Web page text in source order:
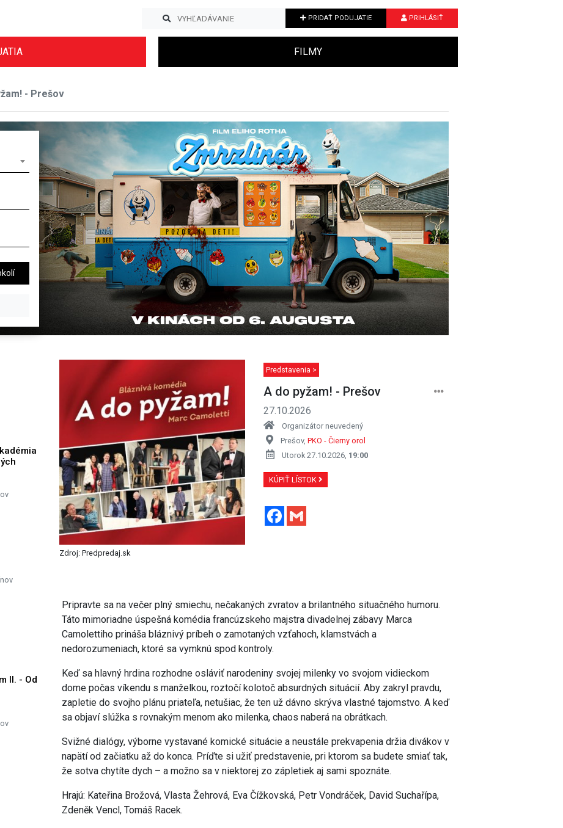
PRIDAŤ PODUJATIE PRIHLÁSIŤ
FILMY
- Prešov
Previous Next
II. - Od
Zdroj: Predpredaj.sk
Predstavenia >
A do pyžam! - Prešov
27.10.2026
Organizátor neuvedený
Prešov, PKO - Čierny orol
Utorok 27.10.2026, 19:00
KÚPIŤ LÍSTOK
Facebook
Pripravte sa na večer plný smiechu, nečakaných zvratov a brilantného situačného humoru.
Táto mimoriadne úspešná komédia francúzskeho majstra divadelnej zábavy Marca
Camolettiho prináša bláznivý príbeh o zamotaných vzťahoch, klamstvách a
nedorozumeniach, ktoré sa vymknú spod kontroly.
Keď sa hlavný hrdina rozhodne osláviť narodeniny svojej milenky vo svojom vidieckom
dome počas víkendu s manželkou, roztočí kolotoč absurdných situácií. Aby zakryl pravdu,
zapletie do svojho plánu priateľa, netušiac, že ten už dávno skrýva vlastné tajomstvo. A keď
sa objaví slúžka s rovnakým menom ako milenka, chaos naberá na obrátkach.
Svižné dialógy, výborne vystavané komické situácie a neustále prekvapenia držia divákov v
napätí od začiatku až do konca. Príďte si užiť predstavenie, pri ktorom sa budete smiať tak,
že sotva chytíte dych – a možno sa v niektorej zo zápletiek aj sami spoznáte.
Hrajú: Kateřina Brožová, Vlasta Žehrová, Eva Čížkovská, Petr Vondráček, David Suchařípa,
Zdeněk Vencl, Tomáš Racek.